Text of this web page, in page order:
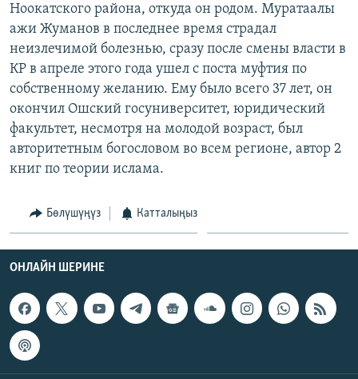
ДАНИСТЕ
ЭЖЕ-СИҢДИЛЕР
АЗАТТЫК+
ЫҢГАЙСЫЗ СУРООЛОР
ОНЛАЙН ШЕРИНЕ
ЭЕ/АРнун бардык сайттары
Ноокатского района, откуда он родом. Муратаалы
ажи Жуманов в последнее время страдал
неизлечимой болезнью, сразу после смены власти в
КР в апреле этого года ушел с поста муфтия по
собственному желанию. Ему было всего 37 лет, он
окончил Ошский госуниверситет, юридический
факультет, несмотря на молодой возраст, был
авторитетным богословом во всем регионе, автор 2
книг по теории ислама.
Бөлүшүңүз Катталыңыз
ОНЛАЙН ШЕРИНЕ